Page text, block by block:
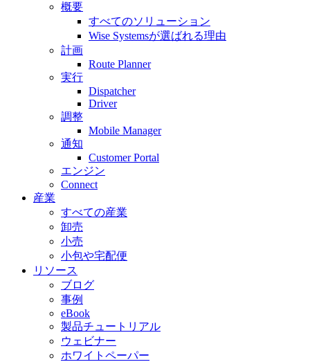
概要
すべてのソリューション
Wise Systemsが選ばれる理由
計画
Route Planner
実行
Dispatcher
Driver
調整
Mobile Manager
通知
Customer Portal
エンジン
Connect
産業
すべての産業
卸売
小売
小包や宅配便
リソース
ブログ
事例
eBook
製品チュートリアル
ウェビナー
ホワイトペーパー